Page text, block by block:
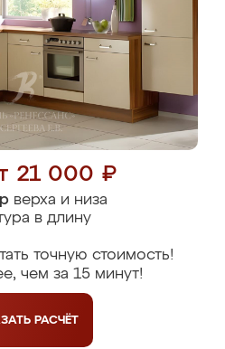
21 000 ₽
верха и низа
в длину
точную стоимость!
чем за 15 минут!
РАСЧЁТ